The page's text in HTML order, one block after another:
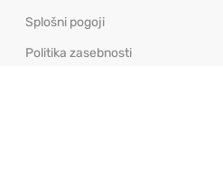
Splošni pogoji
Politika zasebnosti